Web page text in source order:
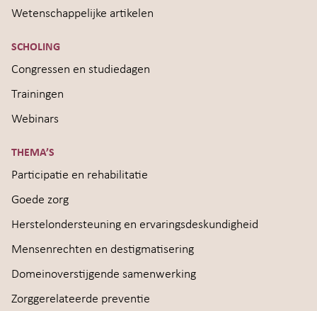
Wetenschappelijke artikelen
SCHOLING
Congressen en studiedagen
Trainingen
Webinars
THEMA’S
Participatie en rehabilitatie
Goede zorg
Herstelondersteuning en ervaringsdeskundigheid
Mensenrechten en destigmatisering
Domeinoverstijgende samenwerking
Zorggerelateerde preventie